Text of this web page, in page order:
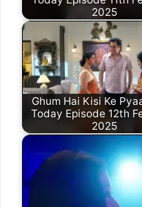
2025
Ghum Hai Kisi Ke
Today Episode 12th
2025